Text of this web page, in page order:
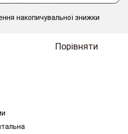
накопичувальної знижки
Порівняти